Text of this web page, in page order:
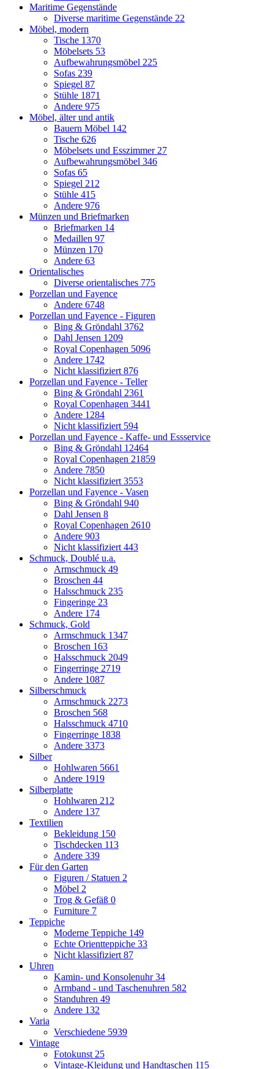
Maritime Gegenstände
Diverse maritime Gegenstände 22
Möbel, modern
Tische 1370
Möbelsets 53
Aufbewahrungsmöbel 225
Sofas 239
Spiegel 87
Stühle 1871
Andere 975
Möbel, älter und antik
Bauern Möbel 142
Tische 626
Möbelsets und Esszimmer 27
Aufbewahrungsmöbel 346
Sofas 65
Spiegel 212
Stühle 415
Andere 976
Münzen und Briefmarken
Briefmarken 14
Medaillen 97
Münzen 170
Andere 63
Orientalisches
Diverse orientalisches 775
Porzellan und Fayence
Andere 6748
Porzellan und Fayence - Figuren
Bing & Gröndahl 3762
Dahl Jensen 1209
Royal Copenhagen 5096
Andere 1742
Nicht klassifiziert 876
Porzellan und Fayence - Teller
Bing & Gröndahl 2361
Royal Copenhagen 3441
Andere 1284
Nicht klassifiziert 594
Porzellan und Fayence - Kaffe- und Essservice
Bing & Gröndahl 12464
Royal Copenhagen 21859
Andere 7850
Nicht klassifiziert 3553
Porzellan und Fayence - Vasen
Bing & Gröndahl 940
Dahl Jensen 8
Royal Copenhagen 2610
Andere 903
Nicht klassifiziert 443
Schmuck, Doublé u.a.
Armschmuck 49
Broschen 44
Halsschmuck 235
Fingeringe 23
Andere 174
Schmuck, Gold
Armschmuck 1347
Broschen 163
Halsschmuck 2049
Fingerringe 2719
Andere 1087
Silberschmuck
Armschmuck 2273
Broschen 568
Halsschmuck 4710
Fingerringe 1838
Andere 3373
Silber
Hohlwaren 5661
Andere 1919
Silberplatte
Hohlwaren 212
Andere 137
Textilien
Bekleidung 150
Tischdecken 113
Andere 339
Für den Garten
Figuren / Statuen 2
Möbel 2
Trog & Gefäß 0
Furniture 7
Teppiche
Moderne Teppiche 149
Echte Orientteppiche 33
Nicht klassifiziert 87
Uhren
Kamin- und Konsolenuhr34
Armband - und Taschenuhren 582
Standuhren 49
Andere 132
Varia
Verschiedene 5939
Vintage
Fotokunst 25
Vintage-Kleidung und Handtaschen 115